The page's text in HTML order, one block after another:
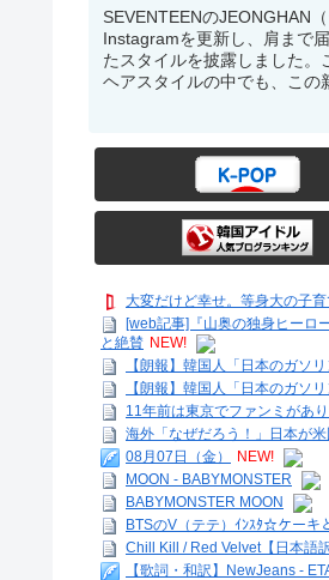
SEVENTEENのJEONGHAN
Instagramを更新し、肩まで
たスタイルを披露しました。
ヘアスタイルの中でも、この
大変だけど幸せ。等身大の子育
[web記事]『山奥の独身ヒーロ
と絶賛 NEW!
【朗報】韓国人「日本のガソ
【朗報】韓国人「日本のガソ
11年前は東京でファンミがあり
海外「なぜだろう！」日本が
08月07日（金）
NEW!
MOON - BABYMONSTER
BABYMONSTER MOON
BTSのV（テテ）ｲﾝｽﾀ☆ケーキ
Chill Kill / Red Velvet【日本語訳
【歌詞・和訳】NewJeans -